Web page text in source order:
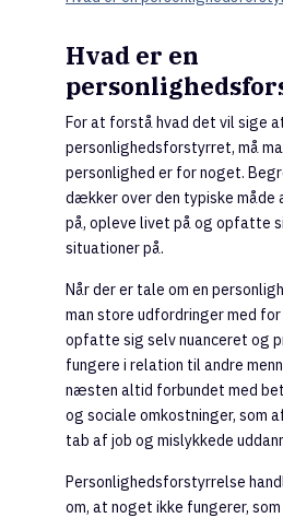
Hvad er en
For at forstå hvad det vil sige
personlighedsforstyrret, må
personlighed er for noget.
dækker over den typiske måde
på, opleve livet på og opfatte
situationer på.
Når der er tale om en
man store udfordringer med
opfatte sig selv nuanceret og
fungere i relation til andre
næsten altid forbundet med
og sociale omkostninger, som
tab af job og mislykkede
Personlighedsforstyrrelse
om, at noget ikke fungerer,